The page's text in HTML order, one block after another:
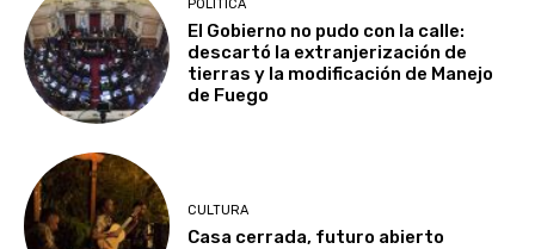
POLITICA
El Gobierno no pudo con la calle:
descartó la extranjerización de
tierras y la modificación de Manejo
de Fuego
CULTURA
Casa cerrada, futuro abierto